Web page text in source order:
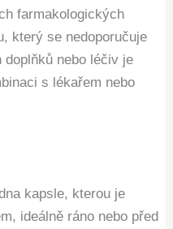
farmakologických
který se nedoporučuje
nebo léčiv je
s lékařem nebo
kapsle, kterou je
ideálně ráno nebo před